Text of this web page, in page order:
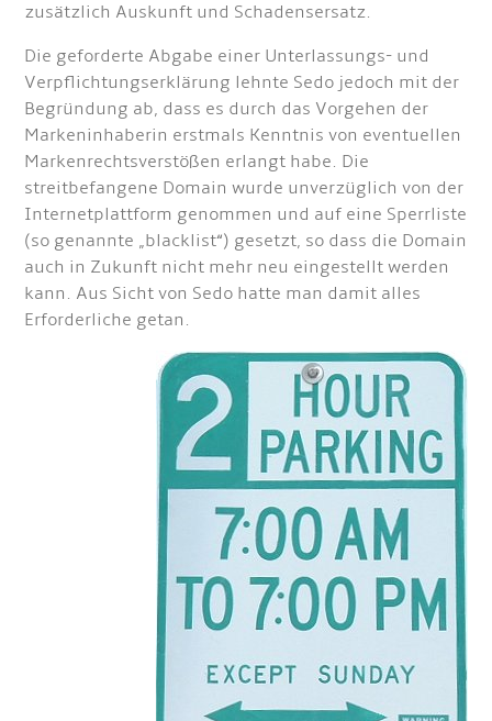
zusätzlich Auskunft und Schadensersatz.
Die geforderte Abgabe einer Unterlassungs- und
Verpflichtungserklärung lehnte Sedo jedoch mit der
Begründung ab, dass es durch das Vorgehen der
Markeninhaberin erstmals Kenntnis von eventuellen
Markenrechtsverstößen erlangt habe. Die
streitbefangene Domain wurde unverzüglich von der
Internetplattform genommen und auf eine Sperrliste
(so genannte „blacklist“) gesetzt, so dass die Domain
auch in Zukunft nicht mehr neu eingestellt werden
kann. Aus Sicht von Sedo hatte man damit alles
Erforderliche getan.